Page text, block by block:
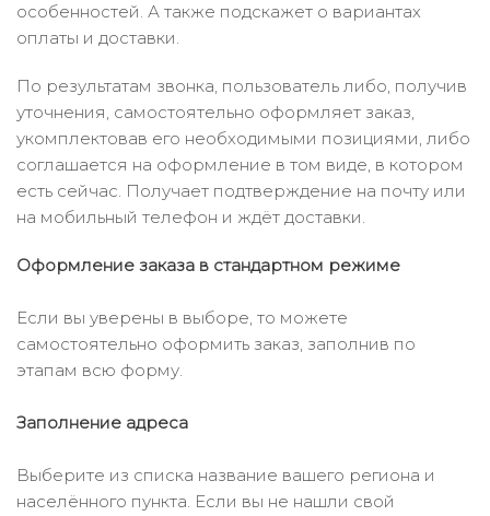
особенностей. А также подскажет о вариантах
оплаты и доставки.
По результатам звонка, пользователь либо, получив
уточнения, самостоятельно оформляет заказ,
укомплектовав его необходимыми позициями, либо
соглашается на оформление в том виде, в котором
есть сейчас. Получает подтверждение на почту или
на мобильный телефон и ждёт доставки.
Оформление заказа в стандартном режиме
Если вы уверены в выборе, то можете
самостоятельно оформить заказ, заполнив по
этапам всю форму.
Заполнение адреса
Выберите из списка название вашего региона и
населённого пункта. Если вы не нашли свой